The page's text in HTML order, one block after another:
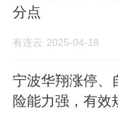
分点
有连云 2025-04-18
宁波华翔涨停、
险能力强，有效